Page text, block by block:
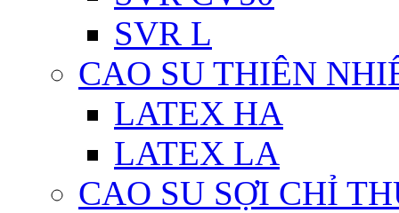
SVR L
CAO SU THIÊN
LATEX HA
LATEX LA
CAO SU SỢI CHỈ